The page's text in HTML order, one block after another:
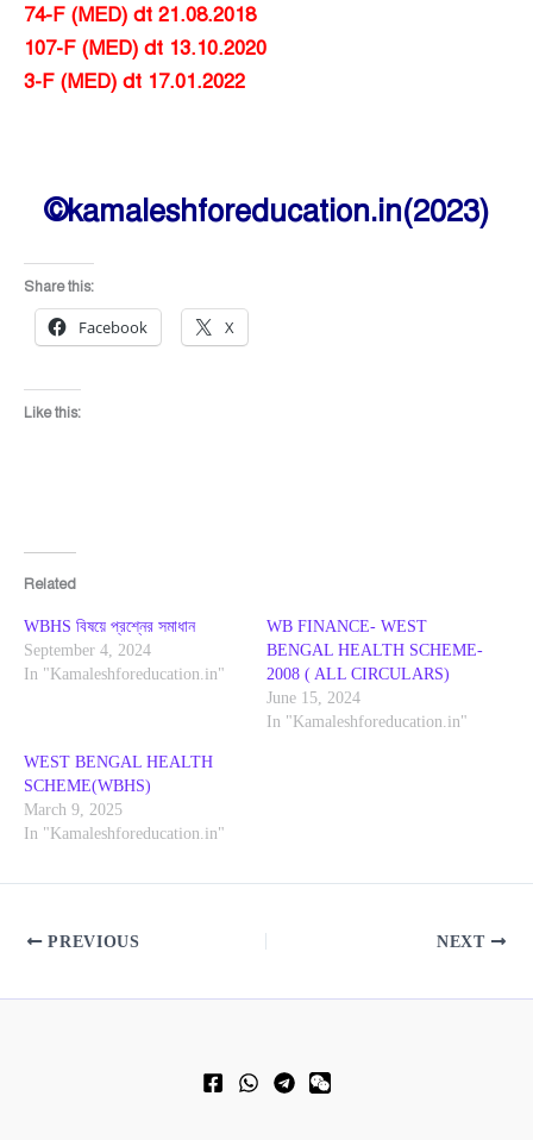
74-F (MED) dt 21.08.2018
107-F (MED) dt 13.10.2020
3-F (MED) dt 17.01.2022
©kamaleshforeducation.in(2023)
Share this:
Facebook X
Like this:
Related
WBHS বিষয়ে প্রশ্নের সমাধান
September 4, 2024
In "Kamaleshforeducation.in"
WB FINANCE- WEST
BENGAL HEALTH SCHEME-
2008 ( ALL CIRCULARS)
June 15, 2024
In "Kamaleshforeducation.in"
WEST BENGAL HEALTH
SCHEME(WBHS)
March 9, 2025
In "Kamaleshforeducation.in"
PREVIOUS NEXT